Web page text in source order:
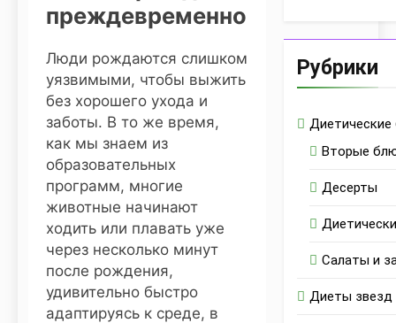
преждевременно
Люди рождаются слишком
уязвимыми, чтобы выжить
без хорошего ухода и
заботы. В то же время,
как мы знаем из
образовательных
программ, многие
животные начинают
ходить или плавать уже
через несколько минут
после рождения,
удивительно быстро
адаптируясь к среде, в
Рубрики
Вторые
Десерты
Салаты и
Диеты звезд